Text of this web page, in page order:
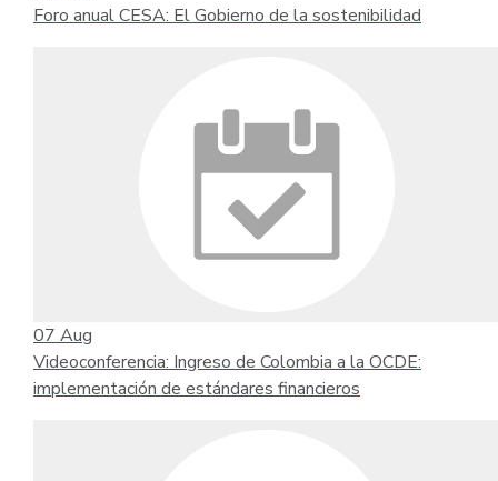
Foro anual CESA: El Gobierno de la sostenibilidad
07 Aug
Videoconferencia: Ingreso de Colombia a la OCDE:
implementación de estándares financieros